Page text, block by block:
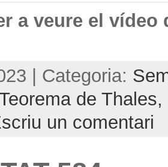
a veure el vídeo
| Categoria:
de Thales,
un comentari